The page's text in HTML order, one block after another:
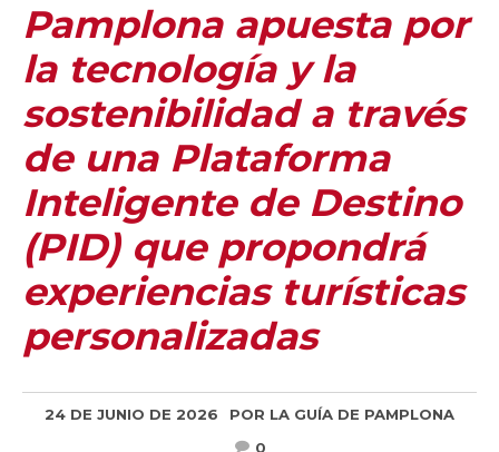
Pamplona apuesta por
la tecnología y la
sostenibilidad a través
de una Plataforma
Inteligente de Destino
(PID) que propondrá
experiencias turísticas
personalizadas
24 DE JUNIO DE 2026 POR LA GUÍA DE PAMPLONA
0